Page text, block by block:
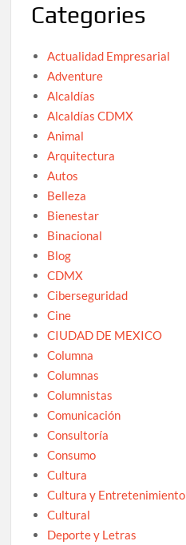
Categories
Actualidad Empresarial
Adventure
Alcaldías
Alcaldías CDMX
Animal
Arquitectura
Autos
Belleza
Bienestar
Binacional
Blog
CDMX
Ciberseguridad
Cine
CIUDAD DE MEXICO
Columna
Columnas
Columnistas
Comunicación
Consultoría
Consumo
Cultura
Cultura y Entretenimiento
Cultural
Deporte y Letras